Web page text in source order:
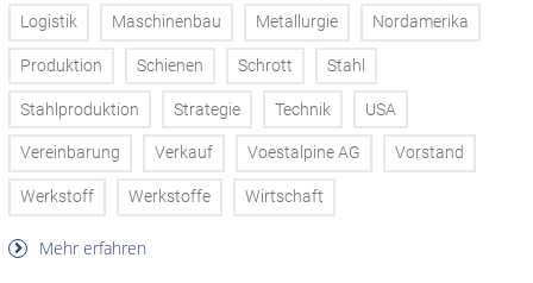
Logistik Maschinenbau Metallurgie Nordamerika
Produktion Schienen Schrott Stahl
Stahlproduktion Strategie Technik USA
Vereinbarung Verkauf Voestalpine AG Vorstand
Werkstoff Werkstoffe Wirtschaft
Mehr erfahren